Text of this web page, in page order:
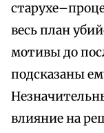
весь план
мотивы до
подсказаны
влияние на